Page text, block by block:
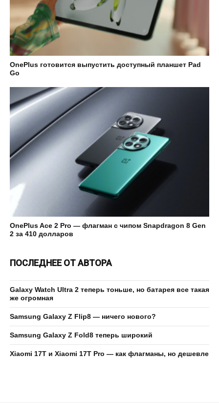
OnePlus готовится выпустить доступный планшет Pad
Go
OnePlus Ace 2 Pro — флагман с чипом Snapdragon 8 Gen
2 за 410 долларов
ПОСЛЕДНЕЕ ОТ АВТОРА
Galaxy Watch Ultra 2 теперь тоньше, но батарея все такая
же огромная
Samsung Galaxy Z Flip8 — ничего нового?
Samsung Galaxy Z Fold8 теперь широкий
Xiaomi 17T и Xiaomi 17T Pro — как флагманы, но дешевле